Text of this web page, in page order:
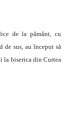
de la pământ, cu
sus, au început să
la biserica din Curtea